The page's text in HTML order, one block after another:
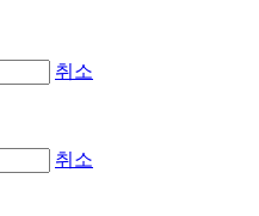
취소
취소